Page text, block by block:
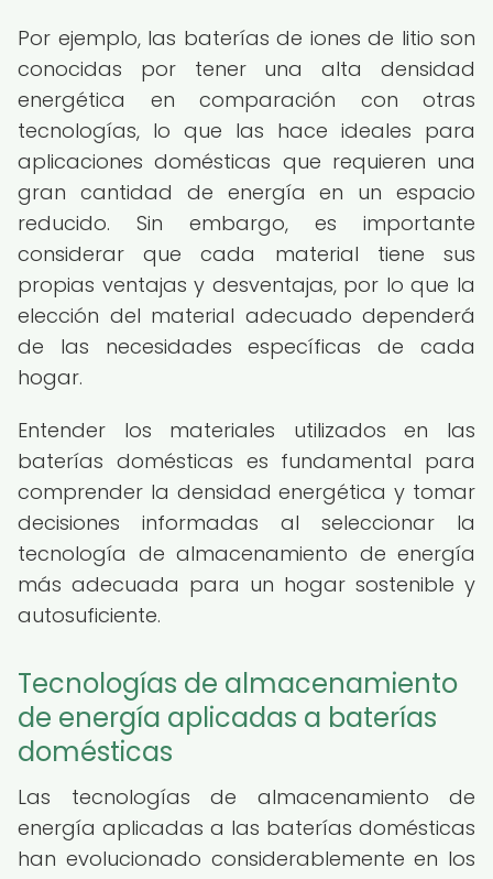
Por ejemplo, las baterías de iones de litio son
conocidas por tener una alta densidad
energética en comparación con otras
tecnologías, lo que las hace ideales para
aplicaciones domésticas que requieren una
gran cantidad de energía en un espacio
reducido. Sin embargo, es importante
considerar que cada material tiene sus
propias ventajas y desventajas, por lo que la
elección del material adecuado dependerá
de las necesidades específicas de cada
hogar.
Entender los materiales utilizados en las
baterías domésticas es fundamental para
comprender la densidad energética y tomar
decisiones informadas al seleccionar la
tecnología de almacenamiento de energía
más adecuada para un hogar sostenible y
autosuficiente.
Tecnologías de almacenamiento
de energía aplicadas a baterías
domésticas
Las tecnologías de almacenamiento de
energía aplicadas a las baterías domésticas
han evolucionado considerablemente en los